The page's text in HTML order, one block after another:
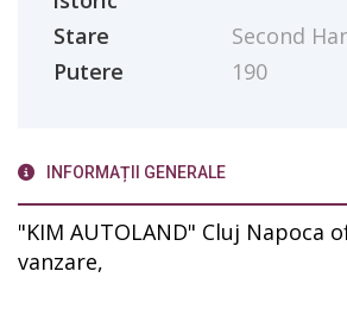
Stare
Second
Putere
190
INFORMAȚII GENERALE
"KIM AUTOLAND" Cluj Napoca
vanzare,